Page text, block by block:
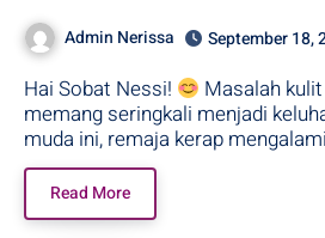
Solusinya Disini !!
Admin Nerissa September 18,
Hai Sobat Nessi!
Masalah
memang seringkali menjadi
muda ini, remaja kerap
Read More